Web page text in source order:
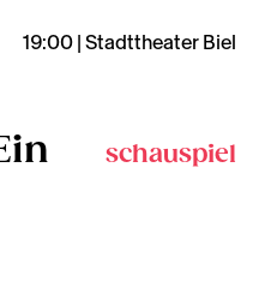
19:00 | Stadttheater Biel
schauspiel